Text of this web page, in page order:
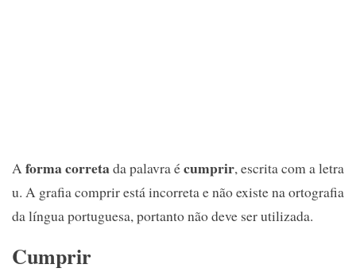
Aforma corretada palavra écumprir, escrita com a letra
u. A grafia comprir está incorreta e não existe na ortografia
da língua portuguesa, portanto não deve ser utilizada.
Cumprir